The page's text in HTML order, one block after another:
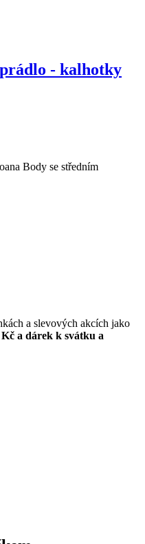
- kalhotky
Body se středním
a slevových akcích jako
a dárek k svátku a